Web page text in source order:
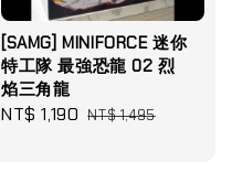
[SAMG] MINIFORCE 迷你
特工隊 最強恐龍 02 烈
焰三角龍
Sale
NT$ 1,190 Regular
NT$ 1,495